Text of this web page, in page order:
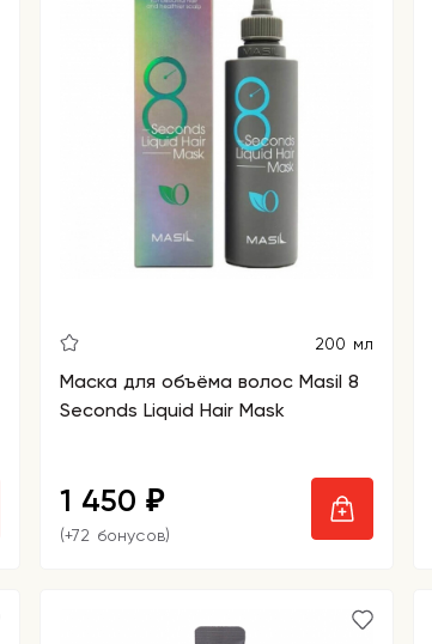
200 мл
Маска для объёма волос Masil 8
Seconds Liquid Hair Mask
1 450 ₽
(+72 бонусов)